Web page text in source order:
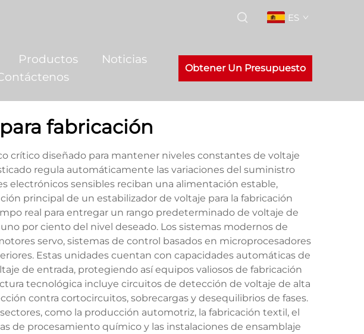
ES
Productos
Noticias
Obtener Un Presupuesto
fabricación
crítico diseñado para mantener niveles constantes de voltaje
regula automáticamente las variaciones del suministro
electrónicos sensibles reciban una alimentación estable,
principal de un estabilizador de voltaje para la fabricación
real para entregar un rango predeterminado de voltaje de
por ciento del nivel deseado. Los sistemas modernos de
servo, sistemas de control basados en microprocesadores
Estas unidades cuentan con capacidades automáticas de
de entrada, protegiendo así equipos valiosos de fabricación
tecnológica incluye circuitos de detección de voltaje de alta
contra cortocircuitos, sobrecargas y desequilibrios de fases.
como la producción automotriz, la fabricación textil, el
de procesamiento químico y las instalaciones de ensamblaje